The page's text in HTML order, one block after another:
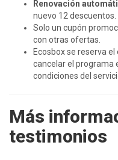
Renovación
nuevo 12 descuentos.
Solo un cupón
con otras ofertas.
Ecosbox se reserva
cancelar el programa
condiciones del
Más
testimonios